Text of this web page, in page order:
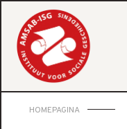
HOMEPAGINA